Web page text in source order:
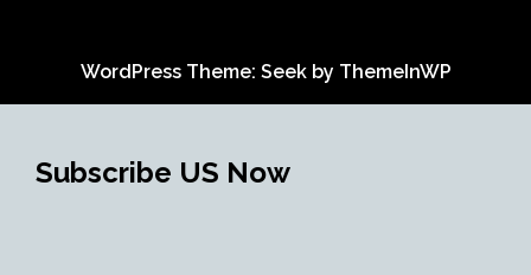
WordPress Theme: Seek by ThemeInWP
Subscribe US Now